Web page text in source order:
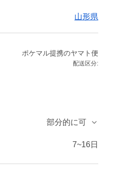
山形県
ポケマル提携のヤマト便
配送区分:
部分的に可
7~16日